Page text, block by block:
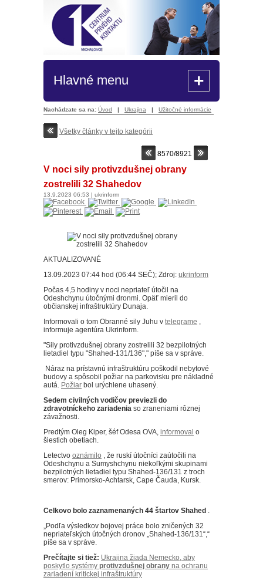
Hlavné menu +
Nachádzate sa na: Úvod | Ukrajina | Užitočné informácie
Všetky články v tejto kategórii
8570/8921
V noci sily protivzdušnej obrany
zostrelili 32 Shahedov
13.9.2023 06:53 | ukrinform
AKTUALIZOVANÉ
13.09.2023 07:44 hod (06:44 SEČ); Zdroj: ukrinform
Počas 4,5 hodiny v noci nepriateľ útočil na
Odeshchynu útočnými dronmi. Opäť mieril do
občianskej infraštruktúry Dunaja.
Informovali o tom Obranné sily Juhu v telegrame ,
informuje agentúra Ukrinform.
"Sily protivzdušnej obrany zostrelili 32 bezpilotných
lietadiel typu "Shahed-131/136"," píše sa v správe.
Náraz na prístavnú infraštruktúru poškodil nebytové
budovy a spôsobil požiar na parkovisku pre nákladné
autá. Požiar bol urýchlene uhasený.
Sedem civilných vodičov previezli do
zdravotníckeho zariadenia so zraneniami rôznej
závažnosti.
Predtým Oleg Kiper, šéf Odesa OVA, informoval o
šiestich obetiach.
Letectvo oznámilo , že ruskí útočníci zaútočili na
Odeshchynu a Sumyshchynu niekoľkými skupinami
bezpilotných lietadiel typu Shahed-136/131 z troch
smerov: Primorsko-Achtarsk, Cape Čauda, ​​​​Kursk.
Celkovo bolo zaznamenaných 44 štartov Shahed .
„Podľa výsledkov bojovej práce bolo zničených 32
nepriateľských útočných dronov „Shahed-136/131“,“
píše sa v správe.
Prečítajte si tiež: Ukrajina žiada Nemecko, aby
poskytlo systémy protivzdušnej obrany na ochranu
zariadení kritickej infraštruktúry